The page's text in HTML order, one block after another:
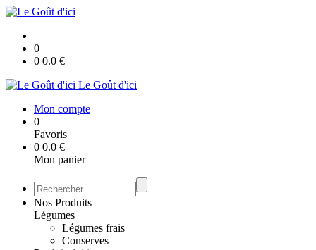
0
0 0.0 €
Le Goût d'ici
Mon compte
0
Favoris
0 0.0 €
Mon panier
Nos Produits
Légumes
Légumes frais
Conserves